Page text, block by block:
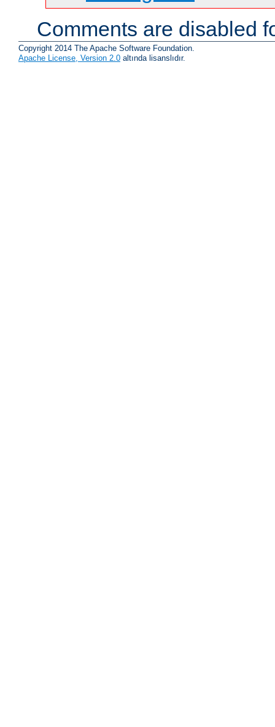
Comments are disabled
Copyright 2014 The Apache Software Foundation.
Apache License, Version 2.0 altında lisanslıdır.